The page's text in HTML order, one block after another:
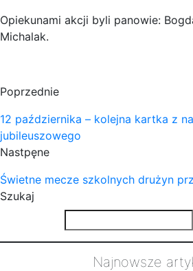
Opiekunami akcji byli panowie:
Michalak.
Poprzednie
12 października – kolejna kartka z
jubileuszowego
Nastpęne
Świetne mecze szkolnych drużyn
Szukaj
Najnowsze